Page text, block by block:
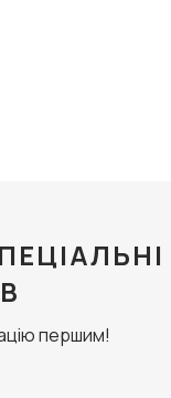
першим!